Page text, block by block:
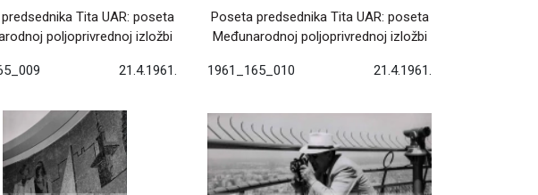
Tita UAR: poseta
poljoprivrednoj izložbi
21.4.1961.
Poseta predsednika Tita UAR: poseta
Međunarodnoj poljoprivrednoj izložbi
1961_165_010 21.4.1961.